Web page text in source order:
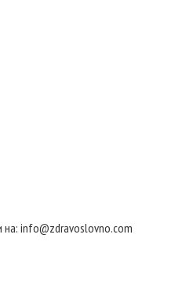
на: info@zdravoslovno.com